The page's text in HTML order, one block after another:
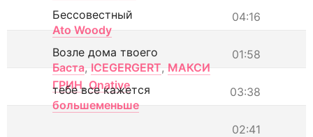
04:16
Бессовестный
Ato Woody
01:58
Возле дома твоего
Баста, ICEGERGERT, МАКСИ
ГРИН, Onative 03:38
тебе все кажется
большеменьше
02:41